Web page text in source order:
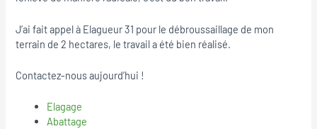
J’ai fait appel à Elagueur 31 pour le débroussaillage de mon
terrain de 2 hectares, le travail a été bien réalisé.
Contactez-nous aujourd’hui !
Elagage
Abattage